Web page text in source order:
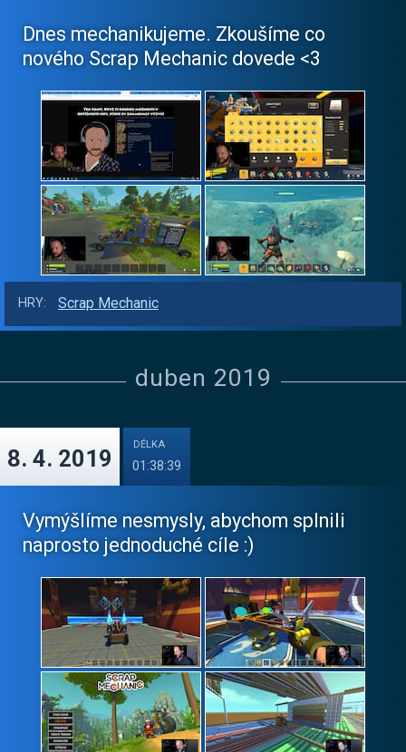
Dnes mechanikujeme. Zkoušíme co
nového Scrap Mechanic dovede <3
HRY: Scrap Mechanic
duben 2019
8. 4. 2019
DÉLKA
01:38:39
Vymýšlíme nesmysly, abychom splnili
naprosto jednoduché cíle :)